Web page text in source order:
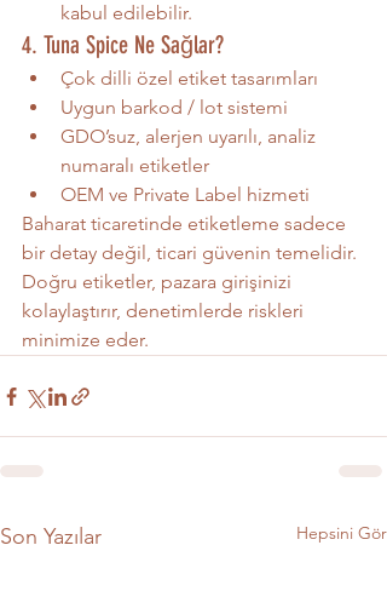
kabul edilebilir.
4. Tuna Spice Ne Sağlar?
Çok dilli özel etiket tasarımları
Uygun barkod / lot sistemi
GDO’suz, alerjen uyarılı, analiz
numaralı etiketler
OEM ve Private Label hizmeti
Baharat ticaretinde etiketleme sadece
bir detay değil, ticari güvenin temelidir.
Doğru etiketler, pazara girişinizi
kolaylaştırır, denetimlerde riskleri
minimize eder.
Son Yazılar Hepsini Gör